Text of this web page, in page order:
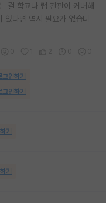
걸 학교나 랩 간판이 커버해
다면 역시 필요가 없습니
그인하기
그인하기
기
기